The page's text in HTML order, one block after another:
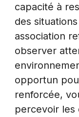
capacité à
des
association
observer
opportun
renforcée,
percevoir les